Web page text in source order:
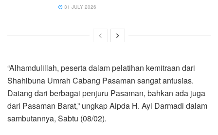
31 JULY 2026
“Alhamdulillah, peserta dalam pelatihan kemitraan dari
Shahibuna Umrah Cabang Pasaman sangat antusias.
Datang dari berbagai penjuru Pasaman, bahkan ada juga
dari Pasaman Barat,” ungkap Aipda H. Ayi Darmadi dalam
sambutannya, Sabtu (08/02).